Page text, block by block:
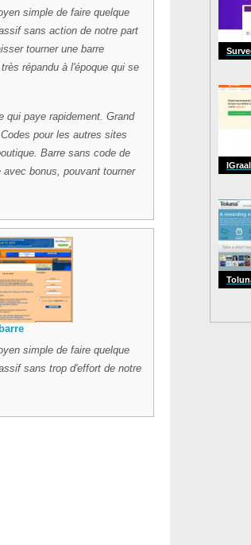
simple de faire quelque
sans action de notre part
tourner une barre
répandu à l'époque qui se
qui paye rapidement. Grand
pour les autres sites
Barre sans code de
avec bonus, pouvant tourner
simple de faire quelque
sans trop d'effort de notre
IGraal